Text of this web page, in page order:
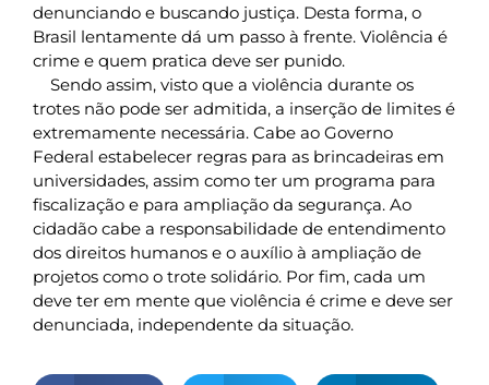
denunciando e buscando justiça. Desta forma, o
Brasil lentamente dá um passo à frente. Violência é
crime e quem pratica deve ser punido.
Sendo assim, visto que a violência durante os
trotes não pode ser admitida, a inserção de limites é
extremamente necessária. Cabe ao Governo
Federal estabelecer regras para as brincadeiras em
universidades, assim como ter um programa para
fiscalização e para ampliação da segurança. Ao
cidadão cabe a responsabilidade de entendimento
dos direitos humanos e o auxílio à ampliação de
projetos como o trote solidário. Por fim, cada um
deve ter em mente que violência é crime e deve ser
denunciada, independente da situação.